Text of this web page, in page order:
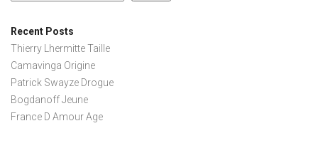
Recent Posts
Thierry Lhermitte Taille
Camavinga Origine
Patrick Swayze Drogue
Bogdanoff Jeune
France D Amour Age